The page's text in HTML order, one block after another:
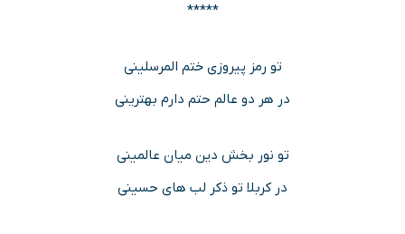
*****
تو رمز پیروزی ختم المرسلینی
در هر دو عالم حتم دارم بهترینی
تو نور بخش دین میان عالمینی
در کربلا تو ذکر لب های حسینی